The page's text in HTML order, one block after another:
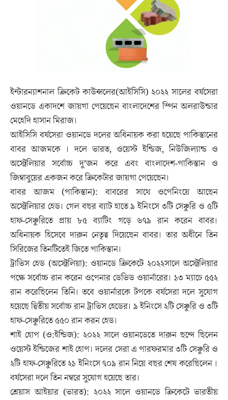
ইন্টারন্যাশনাল ক্রিকেট কাউন্সলের(আইসিসি) ২০২২ সালের বর্ষসেরা
ওয়ানডে একাদশে জায়গা পেয়েছেন বাংলাদেশের স্পিন অলরাউন্ডার
মেহেদি হাসান মিরাজ।
আইসিসি বর্ষসেরা ওয়ানডে দলের অধিনায়ক করা হয়েছে পাকিস্তানের
বাবর আজমকে । দলে ভারত, ওয়েস্ট ইন্ডিজ, নিউজিল্যান্ড ও
অস্ট্রেলিয়ার সর্বোচ্চ দু’জন করে এবং বাংলাদেশ-পাকিস্তান ও
জিম্বাবুয়ের একজন করে ক্রিকেটার জায়গা পেয়েছেন।
বাবর আজম (পাকিস্তান): বাবরের সাথে ওপেনিংয়ে আছেন
অস্ট্রেলিয়ার হেড। গেল বছর ব্যাট হাতে ৯ ইনিংসে ৩টি সেঞ্চুরি ও ৫টি
হাফ-সেঞ্চুরিতে প্রায় ৮৫ ব্যাটিং গড়ে ৬৭৯ রান করেন বাবর।
অধিনায়ক হিসেবে দারুন নেতৃত্ব দিয়েছেন বাবর। তার অধীনে তিন
সিরিজের তিনটিতেই জিতে পাকিস্তান।
ট্রাভিস হেড (অস্ট্রেলিয়া): ওয়ানডে ক্রিকেটে ২০২২সালে অস্ট্রেলিয়ার
পক্ষে সর্বোচ্চ রান করেন ওপেনার ডেভিড ওয়ার্নারের। ১৩ ম্যাচে ৫৫২
রান করেছিলেন তিনি। তবে ওয়ার্নারকে টপকে বর্ষসেরা দলে সুযোগ
হয়েছে দ্বিতীয় সর্বোচ্চ রান ট্রাভিস হেডের। ৯ ইনিংসে ২টি সেঞ্চুরি ও ৩টি
হাফ-সেঞ্চুরিতে ৫৫০ রান করন হেড।
শাই হোপ (ও:ইন্ডিজ): ২০২২ সালে ওয়ানডেতে দারুন ছন্দে ছিলেন
ওয়েস্ট ইন্ডিজের শাই হোপ। দলের সেরা এ পারফরমার ৩টি সেঞ্চুরি ও
২টি হাফ-সেঞ্চুরিতে ২১ ইনিংসে ৭০৯ রান নিয়ে বছর শেষ করেছিলেন ।
বর্ষসেরা দলে তিন নম্বরে সুযোগ হয়েছে তার।
শ্রেয়াস আইয়ার (ভারত): ২০২২ সালে ওয়ানডে ক্রিকেটে ভারতীয়